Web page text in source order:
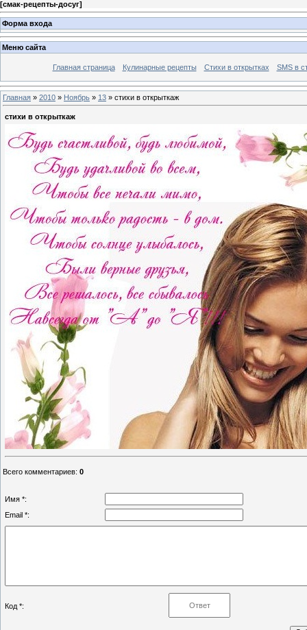
[смак-рецепты-досуг]
Форма входа
Меню сайта
Главная страница Кулинарные рецепты Стихи в открытках SMS в
Главная » 2010 » Ноябрь » 13 » стихи в открыткаж
стихи в открыткаж
Всего комментариев: 0
Имя *:
Email *:
Код *: